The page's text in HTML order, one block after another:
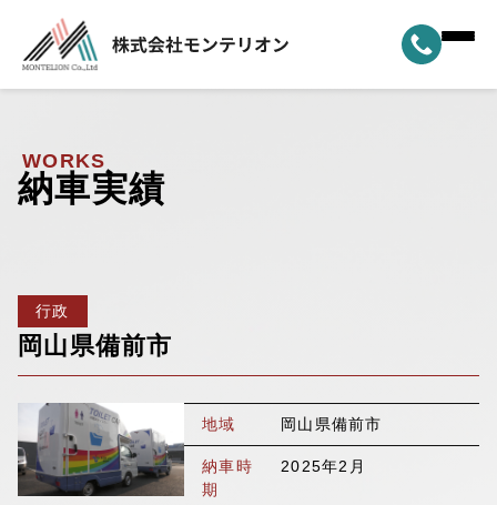
ホーム
選ばれる理由
納車実績
▼
新着情報
WORKS
納車実績
行政
岡山県備前市
地域 岡山県備前市
納車時
期
2025年2月